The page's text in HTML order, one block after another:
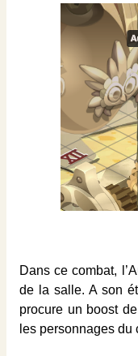
Dans ce combat,
de la salle. A son
procure un boost
les personnages du